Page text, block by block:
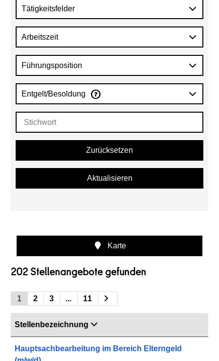
Tätigkeitsfelder
Arbeitszeit
Führungsposition
Entgelt/Besoldung
Zurücksetzen
Aktualisieren
Karte
202 Stellenangebote gefunden
1 2 3 ... 11
Stellenbezeichnung
Hauptsachbearbeitung im Bereich Elterngeld